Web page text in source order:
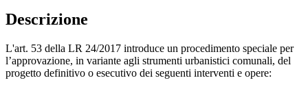
Descrizione
L'art. 53 della LR 24/2017 introduce un procedimento speciale per
l’approvazione, in variante agli strumenti urbanistici comunali, del
progetto definitivo o esecutivo dei seguenti interventi e opere: